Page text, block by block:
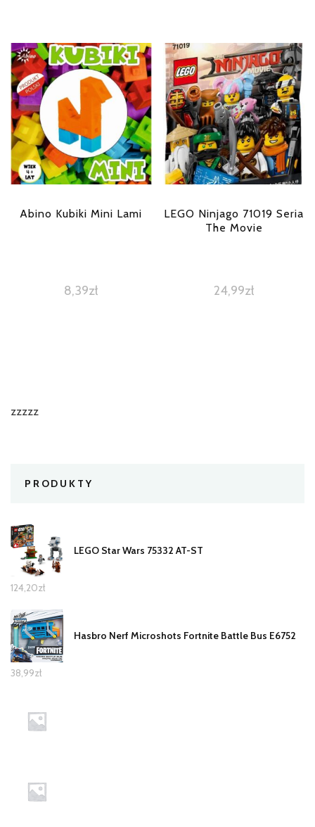
Abino Kubiki Mini Lami
8,39zł
LEGO Ninjago 71019 Seria
The Movie
24,99zł
zzzzz
PRODUKTY
LEGO Star Wars 75332 AT-ST
124,20zł
Hasbro Nerf Microshots Fortnite Battle Bus E6752
38,99zł